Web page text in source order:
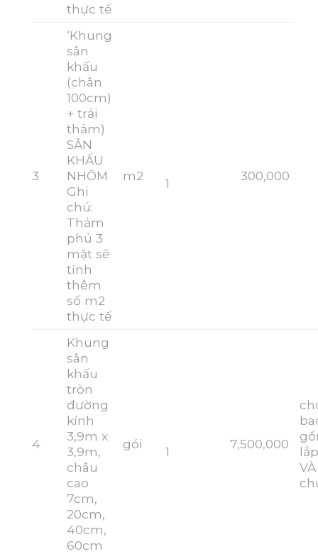
thực tế
3
‘Khung
sân
khấu
(chân
100cm)
+ trải
thảm)
SÂN
KHẤU
NHÔM
Ghi
chú:
Thảm
phủ 3
mặt sẽ
tính
thêm
số m2
thực tế
m2
1
300,000
4
Khung
sân
khấu
tròn
đường
kính
3,9m x
3,9m,
châu
cao
7cm,
20cm,
40cm,
60cm
gói
1
7,500,000